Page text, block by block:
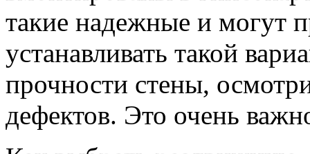
такие надежные и могут
устанавливать такой
прочности стены,
дефектов. Это очень